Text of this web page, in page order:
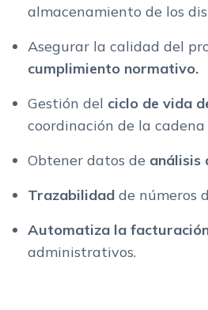
almacenamiento de los
Asegurar la calidad del
cumplimiento normativo.
Gestión del ciclo de vida
coordinación de la
Obtener datos de análisis
Trazabilidad de números
Automatiza la
administrativos.